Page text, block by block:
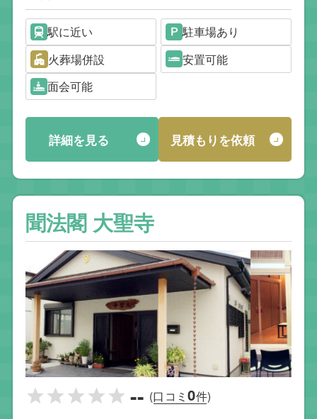
駅に近い
駐車場あり
火葬場併設
安置可能
面会可能
詳細を見る 見積もりを依頼
聞法閣 大聖寺
-- (口コミ0件)